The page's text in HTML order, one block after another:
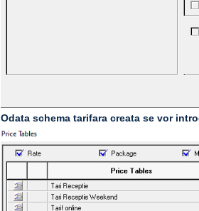
Odata schema tarifara creata se vor